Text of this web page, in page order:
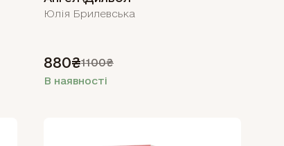
Юлія Брилевська
880₴1100₴
В наявності